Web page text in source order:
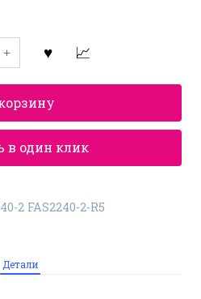
в один клик
2 FAS2240-2-R5
Детали